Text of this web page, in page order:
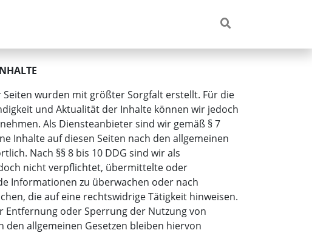
Seiten wurden mit größter Sorgfalt erstellt. Für die
und Aktualität der Inhalte können wir jedoch
Als Diensteanbieter sind wir gemäß § 7
Inhalte auf diesen Seiten nach den allgemeinen
Nach §§ 8 bis 10 DDG sind wir als
nicht verpflichtet, übermittelte oder
Informationen zu überwachen oder nach
die auf eine rechtswidrige Tätigkeit hinweisen.
Entfernung oder Sperrung der Nutzung von
den allgemeinen Gesetzen bleiben hiervon